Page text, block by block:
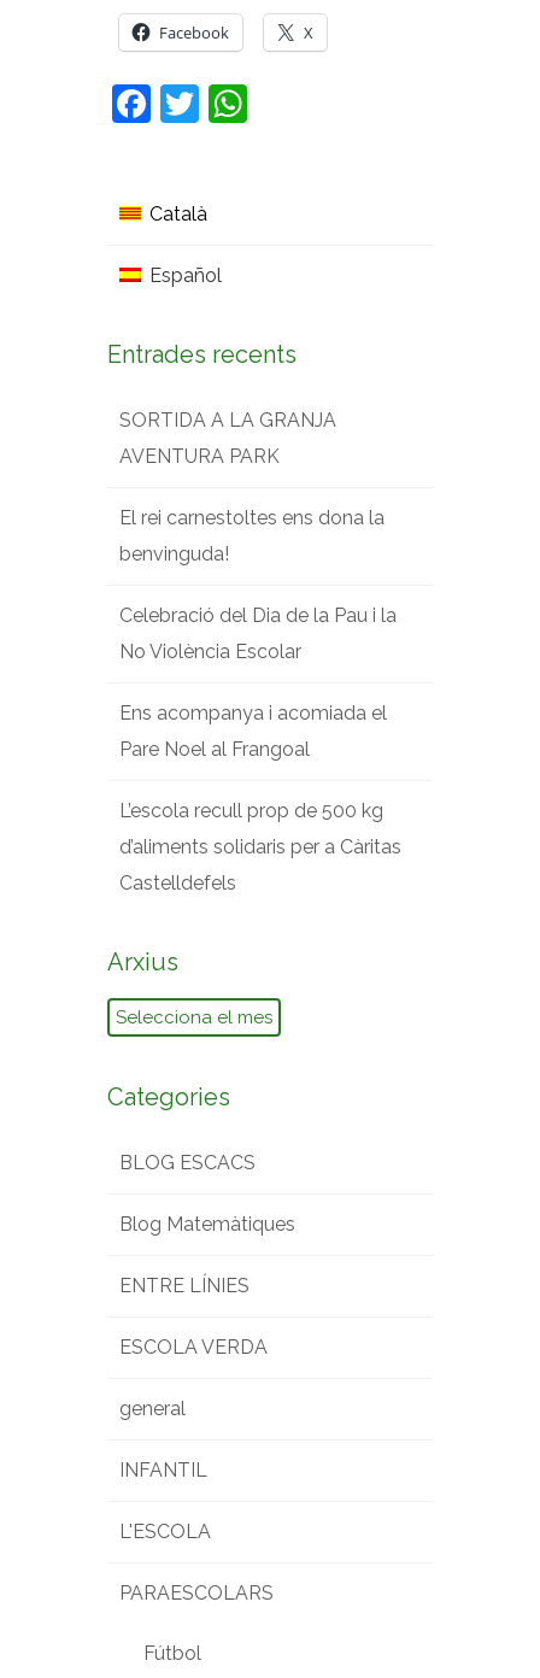
Facebook X
Facebook
Twitter
Català
Español
Entrades recents
SORTIDA A LA GRANJA
AVENTURA PARK
El rei carnestoltes ens dona la
benvinguda!
Celebració del Dia de la Pau i la
No Violència Escolar
Ens acompanya i acomiada el
Pare Noel al Frangoal
L’escola recull prop de 500 kg
d’aliments solidaris per a Càritas
Castelldefels
Arxius
Arxius
Categories
BLOG ESCACS
Blog Matemàtiques
ENTRE LÍNIES
ESCOLA VERDA
general
INFANTIL
L'ESCOLA
PARAESCOLARS
Fútbol